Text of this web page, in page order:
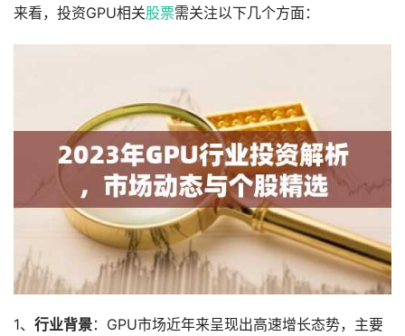
来看，投资GPU相关股票需关注以下几个方面：
1、 行业背景：GPU市场近年来呈现出高速增长态势，主要